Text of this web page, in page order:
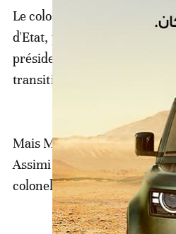
Le colonel-major Kassoum
d'Etat, poste hautement
président Bah Ndaw,
transition censée précéder
Mais M. Ndaw a été démis
Assimi Goïta pour évincer
colonel Assimi Goïta s’est